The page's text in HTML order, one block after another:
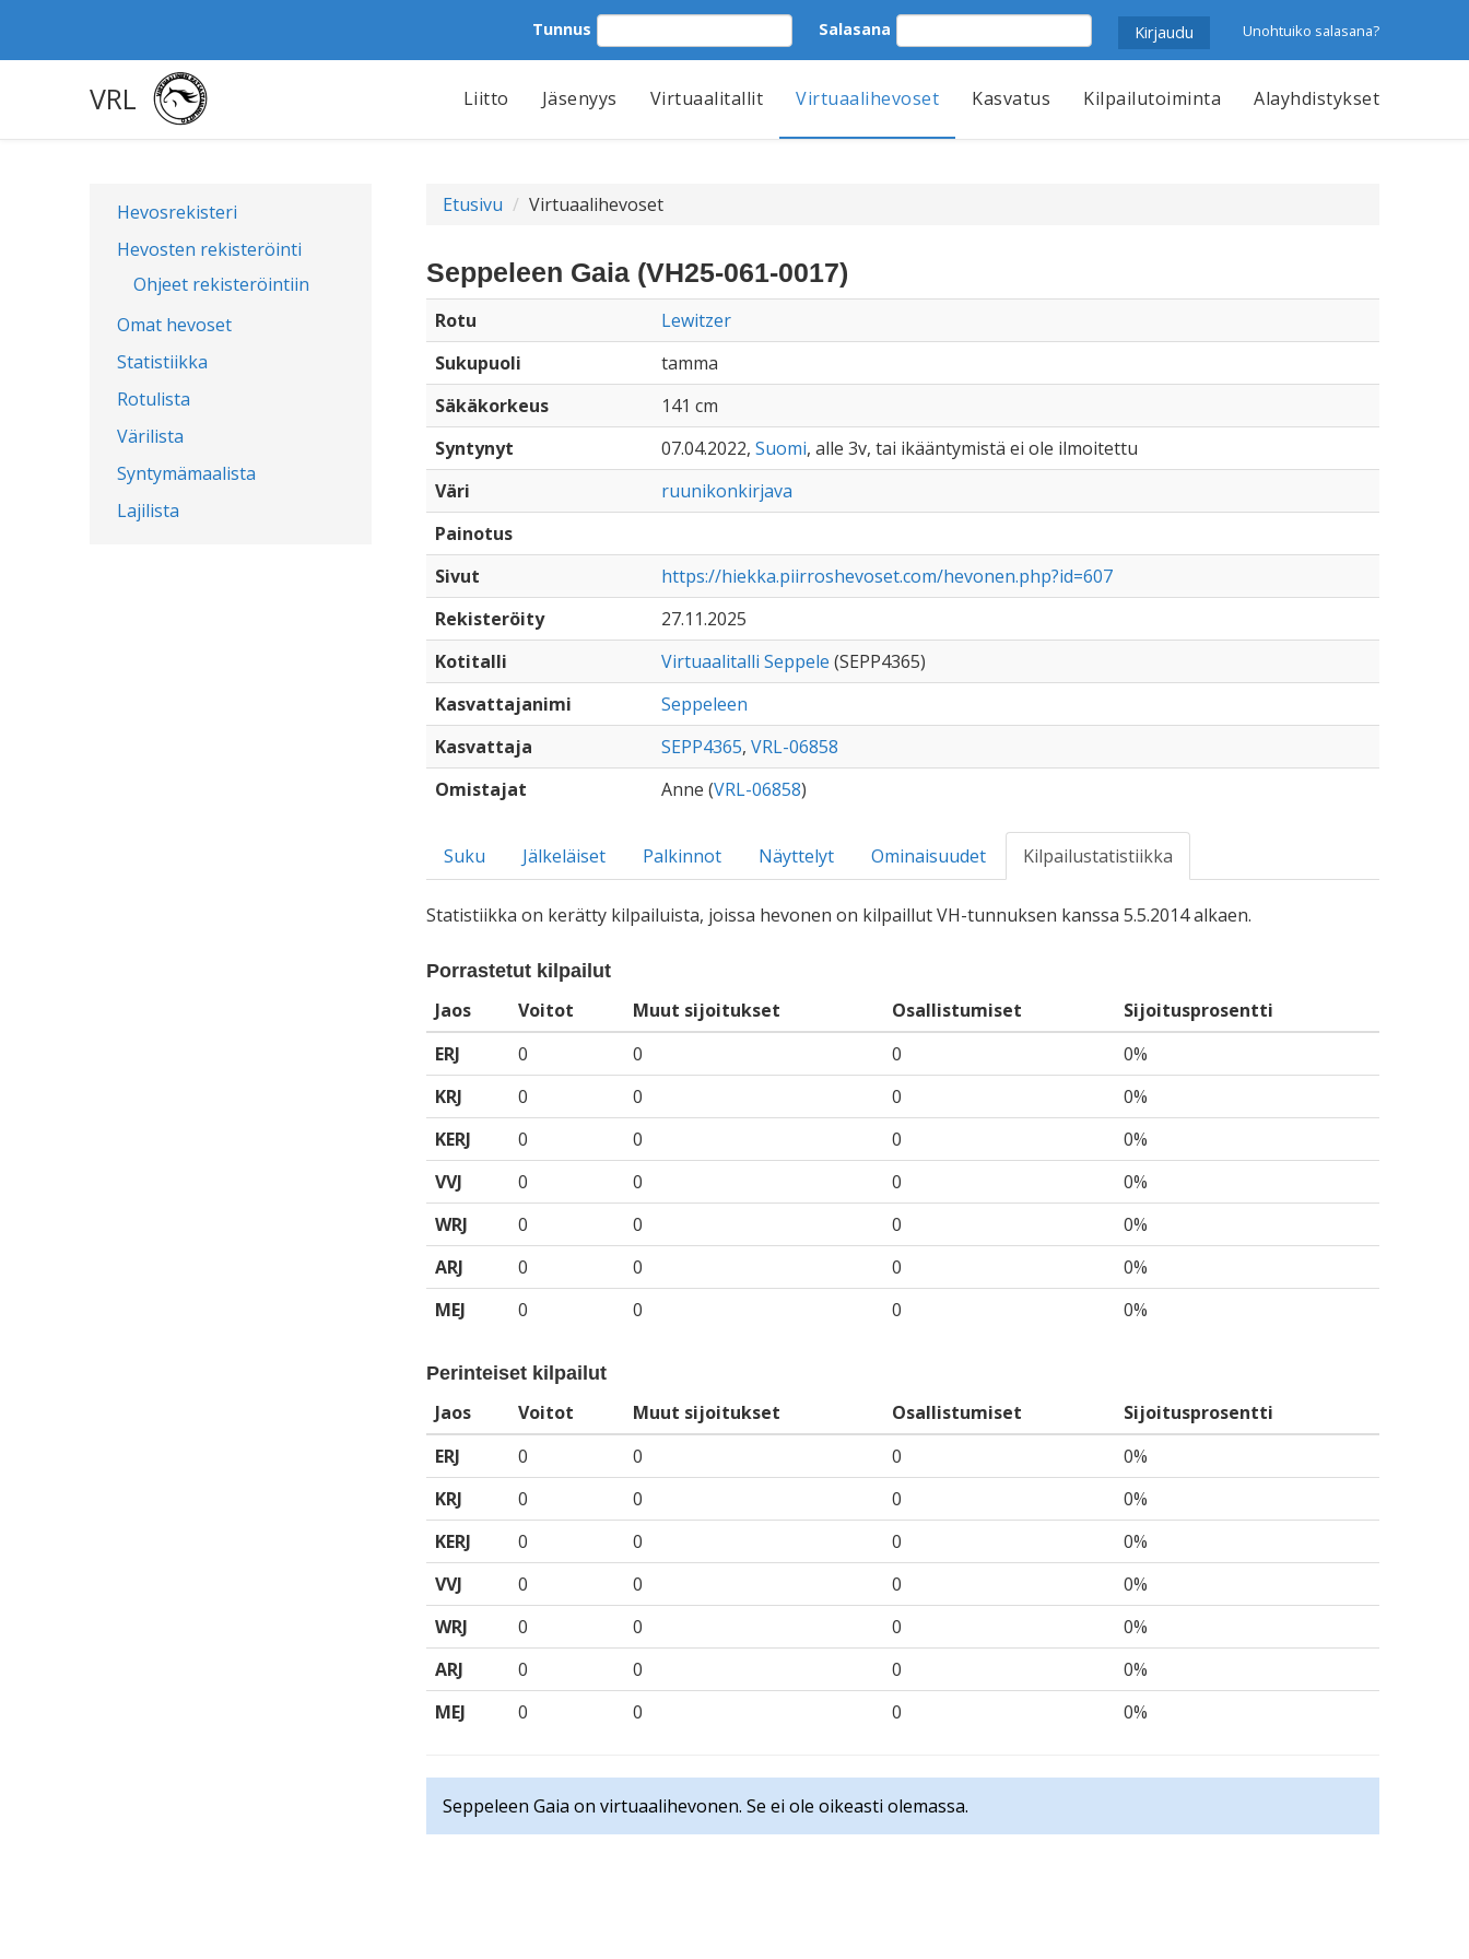
Tunnus Salasana Unohtuiko salasana?
VRL Liitto Jäsenyys Virtuaalitallit Virtuaalihevoset Kasvatus Kilpailutoiminta Alayhdistykset
Hevosrekisteri
Hevosten rekisteröinti
Ohjeet rekisteröintiin
Omat hevoset
Statistiikka
Rotulista
Värilista
Syntymämaalista
Lajilista
Etusivu Virtuaalihevoset
Seppeleen Gaia (VH25-061-0017)
Rotu
Lewitzer
Sukupuoli
tamma
Säkäkorkeus
141 cm
Syntynyt
07.04.2022, Suomi, alle 3v, tai ikääntymistä ei ole ilmoitettu
Väri
ruunikonkirjava
Painotus
Sivut
https://hiekka.piirroshevoset.com/hevonen.php?id=607
Rekisteröity
27.11.2025
Kotitalli
Virtuaalitalli Seppele (SEPP4365)
Kasvattajanimi
Seppeleen
Kasvattaja
SEPP4365, VRL-06858
Omistajat
Anne (VRL-06858)
Suku Jälkeläiset Palkinnot Näyttelyt Ominaisuudet Kilpailustatistiikka
Statistiikka on kerätty kilpailuista, joissa hevonen on kilpaillut VH-tunnuksen kanssa 5.5.2014 alkaen.
Porrastetut kilpailut
Jaos Voitot Muut sijoitukset Osallistumiset
Sijoitusprosentti
ERJ
0 0 0
0%
KRJ
0 0 0
0%
KERJ
0 0 0
0%
VVJ
0 0 0
0%
WRJ
0 0 0
0%
ARJ
0 0 0
0%
MEJ
0 0 0 0%
Perinteiset kilpailut
Jaos Voitot Muut sijoitukset Osallistumiset
Sijoitusprosentti
ERJ
0 0 0
0%
KRJ
0 0 0
0%
KERJ
0 0 0
0%
VVJ
0 0 0
0%
WRJ
0 0 0
0%
ARJ
0 0 0
0%
MEJ
0 0 0 0%
Seppeleen Gaia on virtuaalihevonen. Se ei ole oikeasti olemassa.